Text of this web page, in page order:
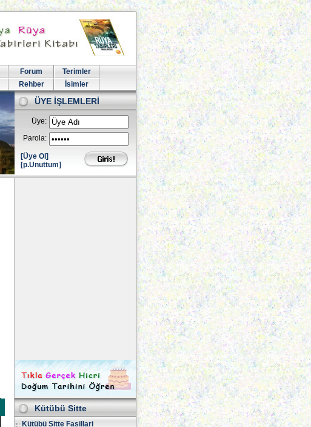
Forum
Terimler
Rehber İsimler
ÜYE İŞLEMLERİ
Üye:
Parola:
[Üye Ol]
[p.Unuttum]
Kütübü Sitte
Kütübü Sitte Fasillari